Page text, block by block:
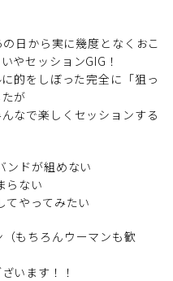
日から実に幾度となくおこ
やセッションGIG！
的をしぼった完全に「狙っ
が
なで楽しくセッションする
ンドが組めない
らない
てやってみたい
もちろんウーマンも歓
います！！